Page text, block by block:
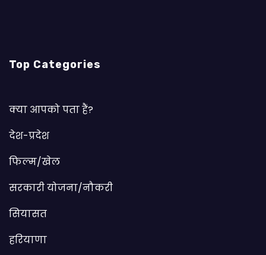
Top Categories
क्या आपको पता हैं?
देश-प्रदेश
फिल्म/खेल
सरकारी योजना/नौकरी
सियासत
हरियाणा